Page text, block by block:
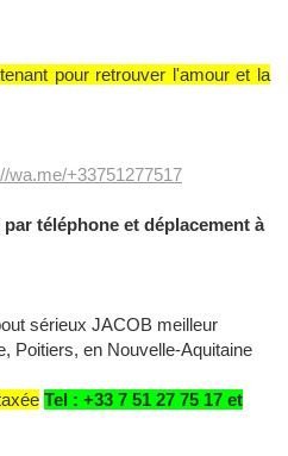
pour retrouver l'amour et la
wa.me/+33751277517
téléphone et déplacement à
sérieux JACOB meilleur
Poitiers, en Nouvelle-Aquitaine
Tel : +33 7 51 27 75 17 et